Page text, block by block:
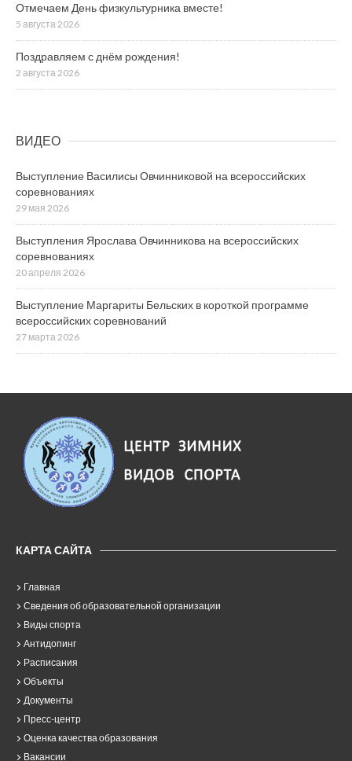
Отмечаем День физкультурника вместе!
5 августа 2026
Поздравляем с днём рождения!
2 августа 2026
ВИДЕО
Выступление Василисы Овчинниковой на всероссийских
соревнованиях
29 мая 2026
Выступления Ярослава Овчинникова на всероссийских
соревнованиях
20 апреля 2026
Выступление Маргариты Бельских в короткой программе
всероссийских соревнований
27 марта 2026
КАРТА САЙТА
Главная
Сведения об образовательной организации
Виды спорта
Антидопинг
Расписания
Объекты
Документы
Пресс-центр
Оценка качества образования
Вакансии